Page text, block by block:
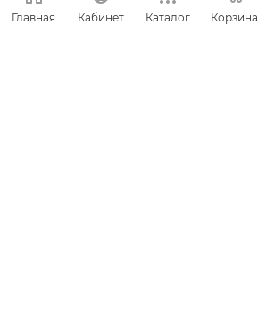
Главная Кабинет Каталог Корзина